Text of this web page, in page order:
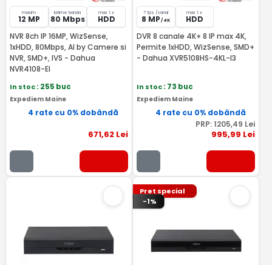
maxim
12 MP
latime banda
80 Mbps
max 1 x
HDD
NVR 8ch IP 16MP, WizSense,
1xHDD, 80Mbps, AI by Camere si
NVR, SMD+, IVS - Dahua
NVR4108-EI
In stoc: 255 buc
Expediem Maine
4 rate cu 0% dobândă
671,62Lei
7 fps /canal
8 MP / 4K
max 1 x
HDD
DVR 8 canale 4K+ 8 IP max 4K,
Permite 1xHDD, WizSense, SMD+
- Dahua XVR5108HS-4KL-I3
In stoc: 73 buc
Expediem Maine
4 rate cu 0% dobândă
PRP: 1205,49 Lei
995,99 Lei
Pret special
-1%